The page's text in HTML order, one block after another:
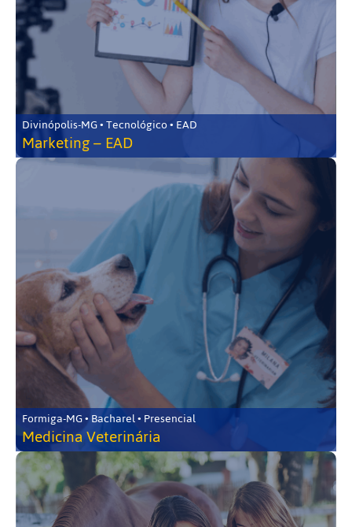
Divinópolis-MG • Tecnológico • EAD
Marketing – EAD
Formiga-MG • Bacharel • Presencial
Medicina Veterinária